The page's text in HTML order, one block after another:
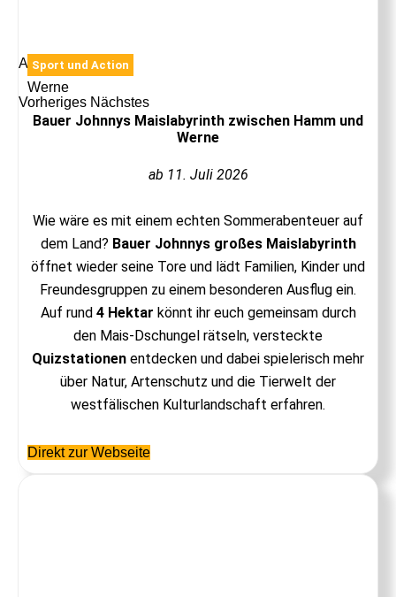
Vorheriges Nächstes
Anzeige
Sport und Action
Werne
Bauer Johnnys Maislabyrinth zwischen Hamm und
Werne
ab 11. Juli 2026
Wie wäre es mit einem echten Sommerabenteuer auf
dem Land? Bauer Johnnys großes Maislabyrinth
öffnet wieder seine Tore und lädt Familien, Kinder und
Freundesgruppen zu einem besonderen Ausflug ein.
Auf rund 4 Hektar könnt ihr euch gemeinsam durch
den Mais-Dschungel rätseln, versteckte
Quizstationen entdecken und dabei spielerisch mehr
über Natur, Artenschutz und die Tierwelt der
westfälischen Kulturlandschaft erfahren.
Direkt zur Webseite